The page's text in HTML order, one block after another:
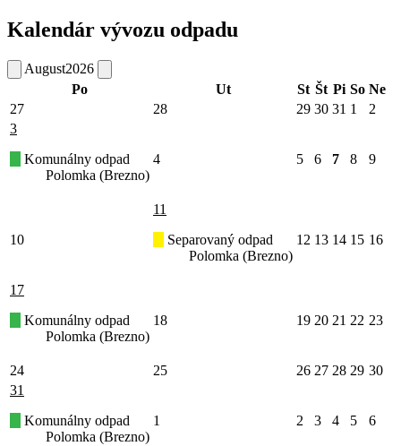
Kalendár vývozu odpadu
August2026
Po
Ut St Št Pi So Ne
27
28 29 30 31 1
2
3
Komunálny odpad
Polomka (Brezno)
4 5 6 7 8 9
10
11
Separovaný odpad
Polomka (Brezno)
12 13 14 15 16
17
Komunálny odpad
Polomka (Brezno)
18 19 20 21 22 23
24 25 26 27 28 29 30
31
Komunálny odpad
Polomka (Brezno)
1 2 3 4 5 6